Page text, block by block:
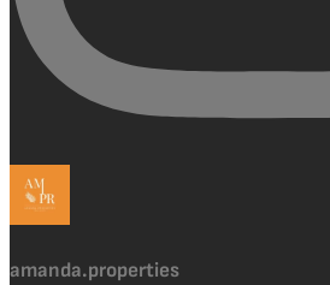
amanda.properties